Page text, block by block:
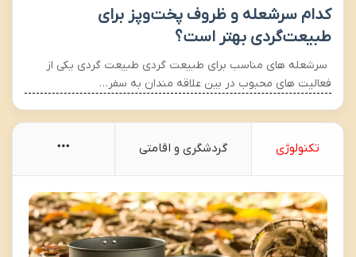
کدام سرشعله و ظروف پخت‌وپز برای
طبیعت‌گردی بهتر است؟
سرشعله های مناسب برای طبیعت گردی طبیعت گردی یکی از
فعالیت های محبوب در بین علاقه مندان به سفر…
تکنولوژی گردشگری و اقامتی More